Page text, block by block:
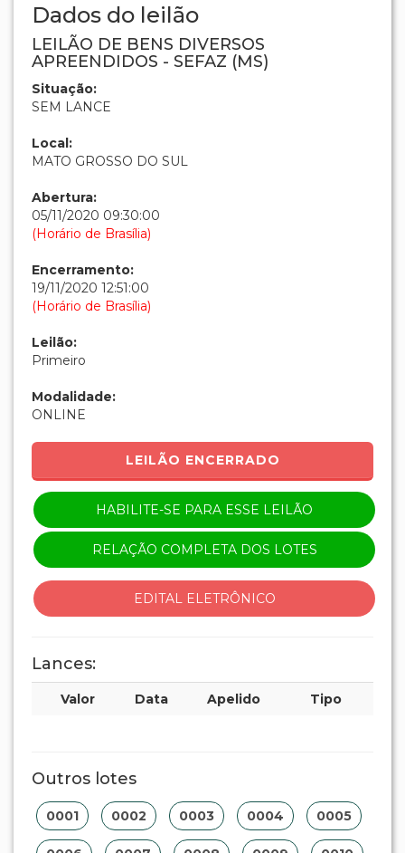
Dados do leilão
LEILÃO DE BENS DIVERSOS
APREENDIDOS - SEFAZ (MS)
Situação:
SEM LANCE
Local:
MATO GROSSO DO SUL
Abertura:
05/11/2020 09:30:00
(Horário de Brasília)
Encerramento:
19/11/2020 12:51:00
(Horário de Brasília)
Leilão:
Primeiro
Modalidade:
ONLINE
LEILÃO ENCERRADO
HABILITE-SE PARA ESSE LEILÃO
RELAÇÃO COMPLETA DOS LOTES
EDITAL ELETRÔNICO
Lances:
Valor Data Apelido Tipo
Outros lotes
0001 0002 0003 0004 0005